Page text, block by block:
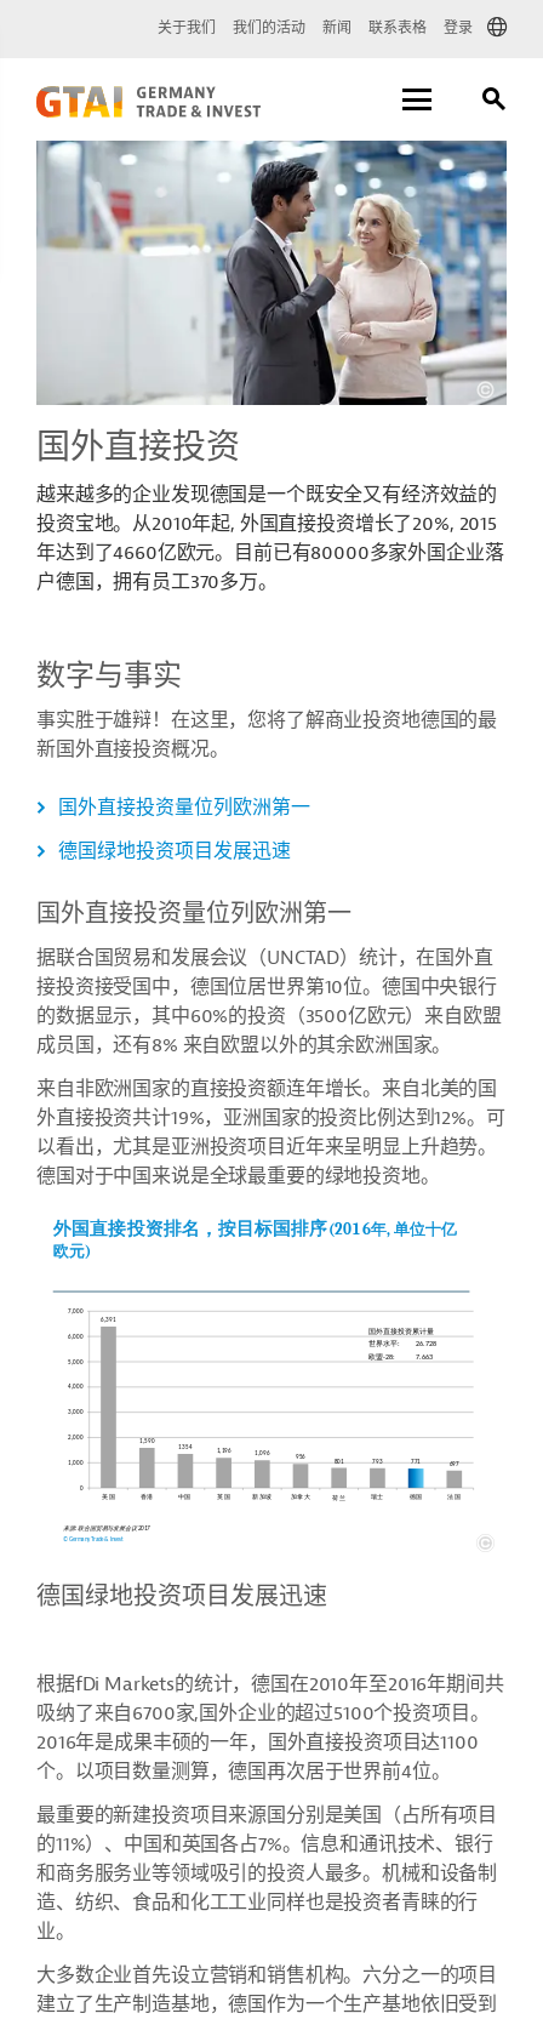
关于我们 我们的活动 新闻 联系表格 登录
国外直接投资
越来越多的企业发现德国是一个既安全又有经济效益的
投资宝地。从2010年起, 外国直接投资增长了20%, 2015
年达到了4660亿欧元。目前已有80000多家外国企业落
户德国，拥有员工370多万。
数字与事实
事实胜于雄辩！在这里，您将了解商业投资地德国的最
新国外直接投资概况。
国外直接投资量位列欧洲第一
德国绿地投资项目发展迅速
国外直接投资量位列欧洲第一
据联合国贸易和发展会议（UNCTAD）统计，在国外直
接投资接受国中，德国位居世界第10位。德国中央银行
的数据显示，其中60%的投资（3500亿欧元）来自欧盟
成员国，还有8% 来自欧盟以外的其余欧洲国家。
来自非欧洲国家的直接投资额连年增长。来自北美的国
外直接投资共计19%，亚洲国家的投资比例达到12%。可
以看出，尤其是亚洲投资项目近年来呈明显上升趋势。
德国对于中国来说是全球最重要的绿地投资地。
德国绿地投资项目发展迅速
根据fDi Markets的统计，德国在2010年至2016年期间共
吸纳了来自6700家,国外企业的超过5100个投资项目。
2016年是成果丰硕的一年，国外直接投资项目达1100
个。以项目数量测算，德国再次居于世界前4位。
最重要的新建投资项目来源国分别是美国（占所有项目
的11%）、中国和英国各占7%。信息和通讯技术、银行
和商务服务业等领域吸引的投资人最多。机械和设备制
造、纺织、食品和化工工业同样也是投资者青睐的行
业。
大多数企业首先设立营销和销售机构。六分之一的项目
建立了生产制造基地，德国作为一个生产基地依旧受到